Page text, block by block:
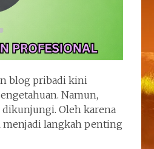
blog pribadi kini
Namun,
Oleh karena
menjadi langkah penting